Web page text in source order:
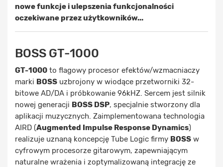
nowe funkcje i ulepszenia funkcjonalności
oczekiwane przez użytkowników...
BOSS GT-1000
GT-1000 to flagowy procesor efektów/wzmacniaczy
marki BOSS uzbrojony w wiodące przetworniki 32-
bitowe AD/DA i próbkowanie 96kHZ. Sercem jest silnik
nowej generacji BOSS DSP, specjalnie stworzony dla
aplikacji muzycznych. Zaimplementowana technologia
AIRD (Augmented Impulse Response Dynamics)
realizuje uznaną koncepcję Tube Logic firmy BOSS w
cyfrowym procesorze gitarowym, zapewniającym
naturalne wrażenia i zoptymalizowaną integrację ze